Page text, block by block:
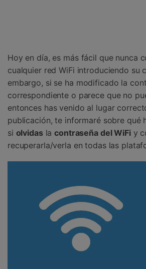
Encuentra Más Soluciones
Hoy en día, es más fácil que nunca
cualquier red WiFi introduciendo su
embargo, si se ha modificado la
correspondiente o parece que no
entonces has venido al lugar
publicación, te informaré sobre qué
si olvidas la contraseña del WiFi y
recuperarla/verla en todas las